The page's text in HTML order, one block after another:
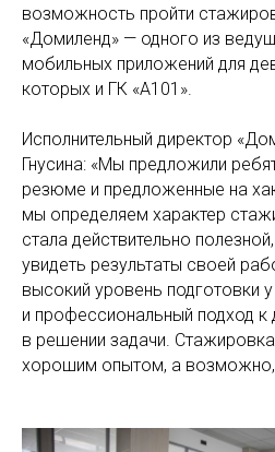
возможность пройти
«Домиленд» — одного из
мобильных приложений для
которых и ГК «А101».
Исполнительный директор
Гнусина: «Мы предложили
резюме и предложенные на
мы определяем характер
стала действительно
увидеть результаты своей
высокий уровень подготовки
и профессиональный подход к
в решении задачи. Стажировка
хорошим опытом, а возможно,